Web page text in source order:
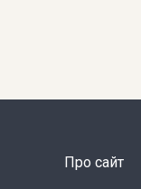
Про сайт